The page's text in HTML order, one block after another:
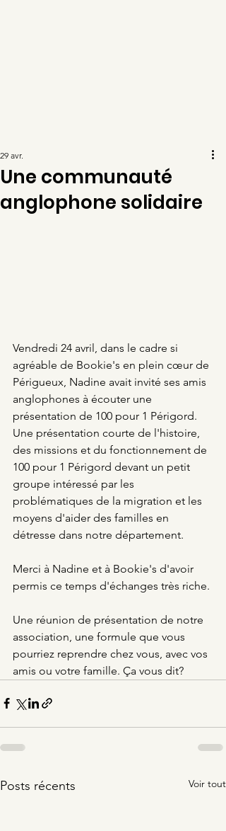
Une communauté
anglophone solidaire
29 avr.
Vendredi 24 avril, dans le cadre si
agréable de Bookie's en plein cœur de
Périgueux, Nadine avait invité ses amis
anglophones à écouter une
présentation de 100 pour 1 Périgord.
Une présentation courte de l'histoire,
des missions et du fonctionnement de
100 pour 1 Périgord devant un petit
groupe intéressé par les
problématiques de la migration et les
moyens d'aider des familles en
détresse dans notre département.
Merci à Nadine et à Bookie's d'avoir
permis ce temps d'échanges très riche.
Une réunion de présentation de notre
association, une formule que vous
pourriez reprendre chez vous, avec vos
amis ou votre famille. Ça vous dit?
Posts récents Voir tout